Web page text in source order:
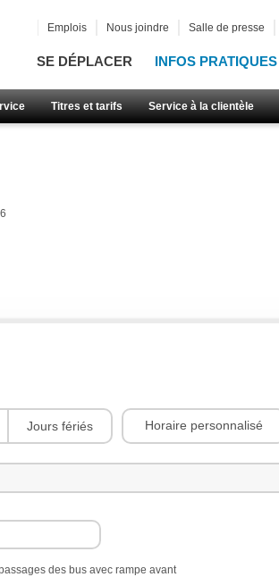
SE DÉPLACER INFOS PRATIQUES
Titres et tarifs Service à la clientèle
Emplois Nous joindre Salle de presse
Jours fériés Horaire personnalisé
des bus avec rampe avant